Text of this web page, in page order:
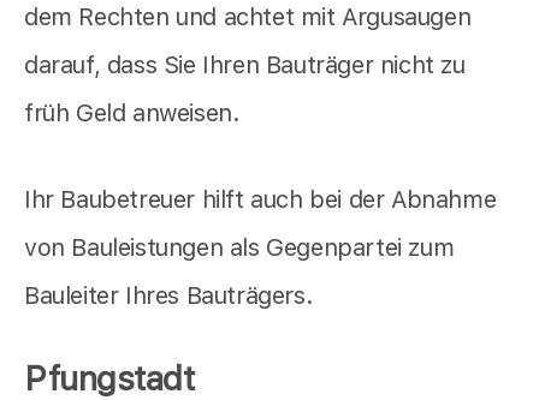
dem Rechten und achtet mit Argusaugen
darauf, dass Sie Ihren Bauträger nicht zu
früh Geld anweisen.
Ihr Baubetreuer hilft auch bei der Abnahme
von Bauleistungen als Gegenpartei zum
Bauleiter Ihres Bauträgers.
Pfungstadt